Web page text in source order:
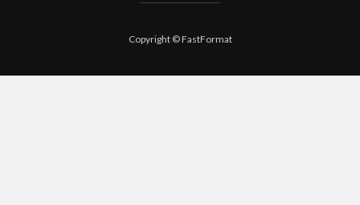
Copyright © FastFormat